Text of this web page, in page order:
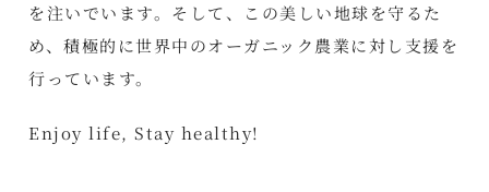
を注いでいます。そして、この美しい地球を守るた
め、積極的に世界中のオーガニック農業に対し支援を
行っています。
Enjoy life, Stay healthy!